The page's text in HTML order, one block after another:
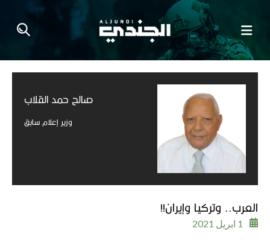
صالح حمد القلاب​​
وزير إعلام سابق​
العرب.. وتركيا وإيران!!
1 ابريل 2021